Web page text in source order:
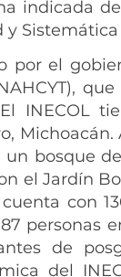
indicada
por el
INECOL
un bosque
el Jardín
con
personas
de
del